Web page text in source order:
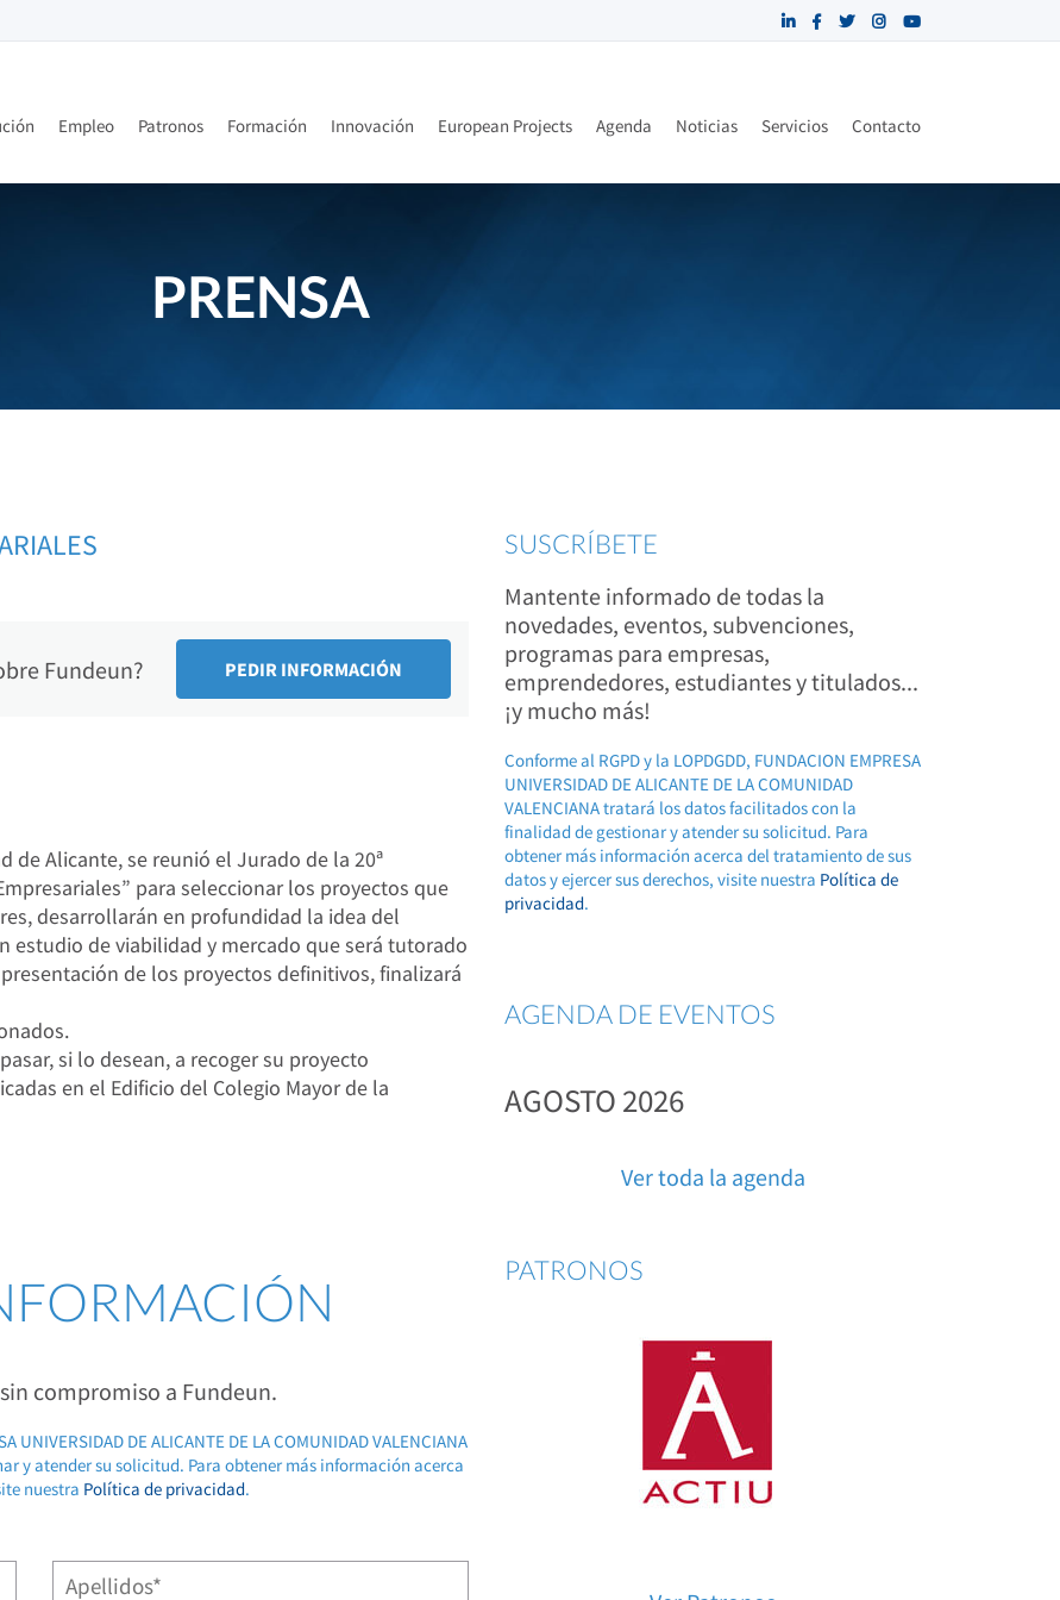
Empleo Patronos Formación Innovación European Projects Agenda Noticias Servicios Contacto
PRENSA
Fundeun?
de Alicante, se reunió el Jurado de la 20ª
para seleccionar los proyectos que
desarrollarán en profundidad la idea del
estudio de viabilidad y mercado que será tutorado
presentación de los proyectos definitivos, finalizará
si lo desean, a recoger su proyecto
en el Edificio del Colegio Mayor de la
compromiso a Fundeun.
UNIVERSIDAD DE ALICANTE DE LA COMUNIDAD VALENCIANA
y atender su solicitud. Para obtener más información acerca
nuestra Política de privacidad.
SUSCRÍBETE
Mantente informado de todas la
novedades, eventos, subvenciones,
programas para empresas,
emprendedores, estudiantes y titulados...
¡y mucho más!
Conforme al RGPD y la LOPDGDD, FUNDACION EMPRESA
UNIVERSIDAD DE ALICANTE DE LA COMUNIDAD
VALENCIANA tratará los datos facilitados con la
finalidad de gestionar y atender su solicitud. Para
obtener más información acerca del tratamiento de sus
datos y ejercer sus derechos, visite nuestra Política de
privacidad.
AGENDA DE EVENTOS
AGOSTO 2026
Ver toda la agenda
PATRONOS